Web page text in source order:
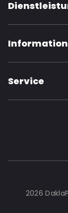
Service
2026